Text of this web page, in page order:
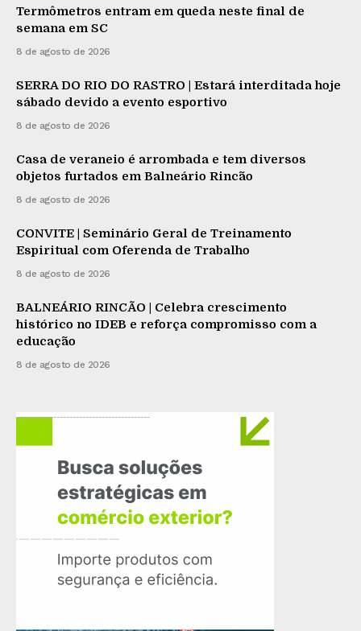
Termômetros entram em queda neste final de
semana em SC
8 de agosto de 2026
SERRA DO RIO DO RASTRO | Estará interditada hoje
sábado devido a evento esportivo
8 de agosto de 2026
Casa de veraneio é arrombada e tem diversos
objetos furtados em Balneário Rincão
8 de agosto de 2026
CONVITE | Seminário Geral de Treinamento
Espiritual com Oferenda de Trabalho
8 de agosto de 2026
BALNEÁRIO RINCÃO | Celebra crescimento
histórico no IDEB e reforça compromisso com a
educação
8 de agosto de 2026